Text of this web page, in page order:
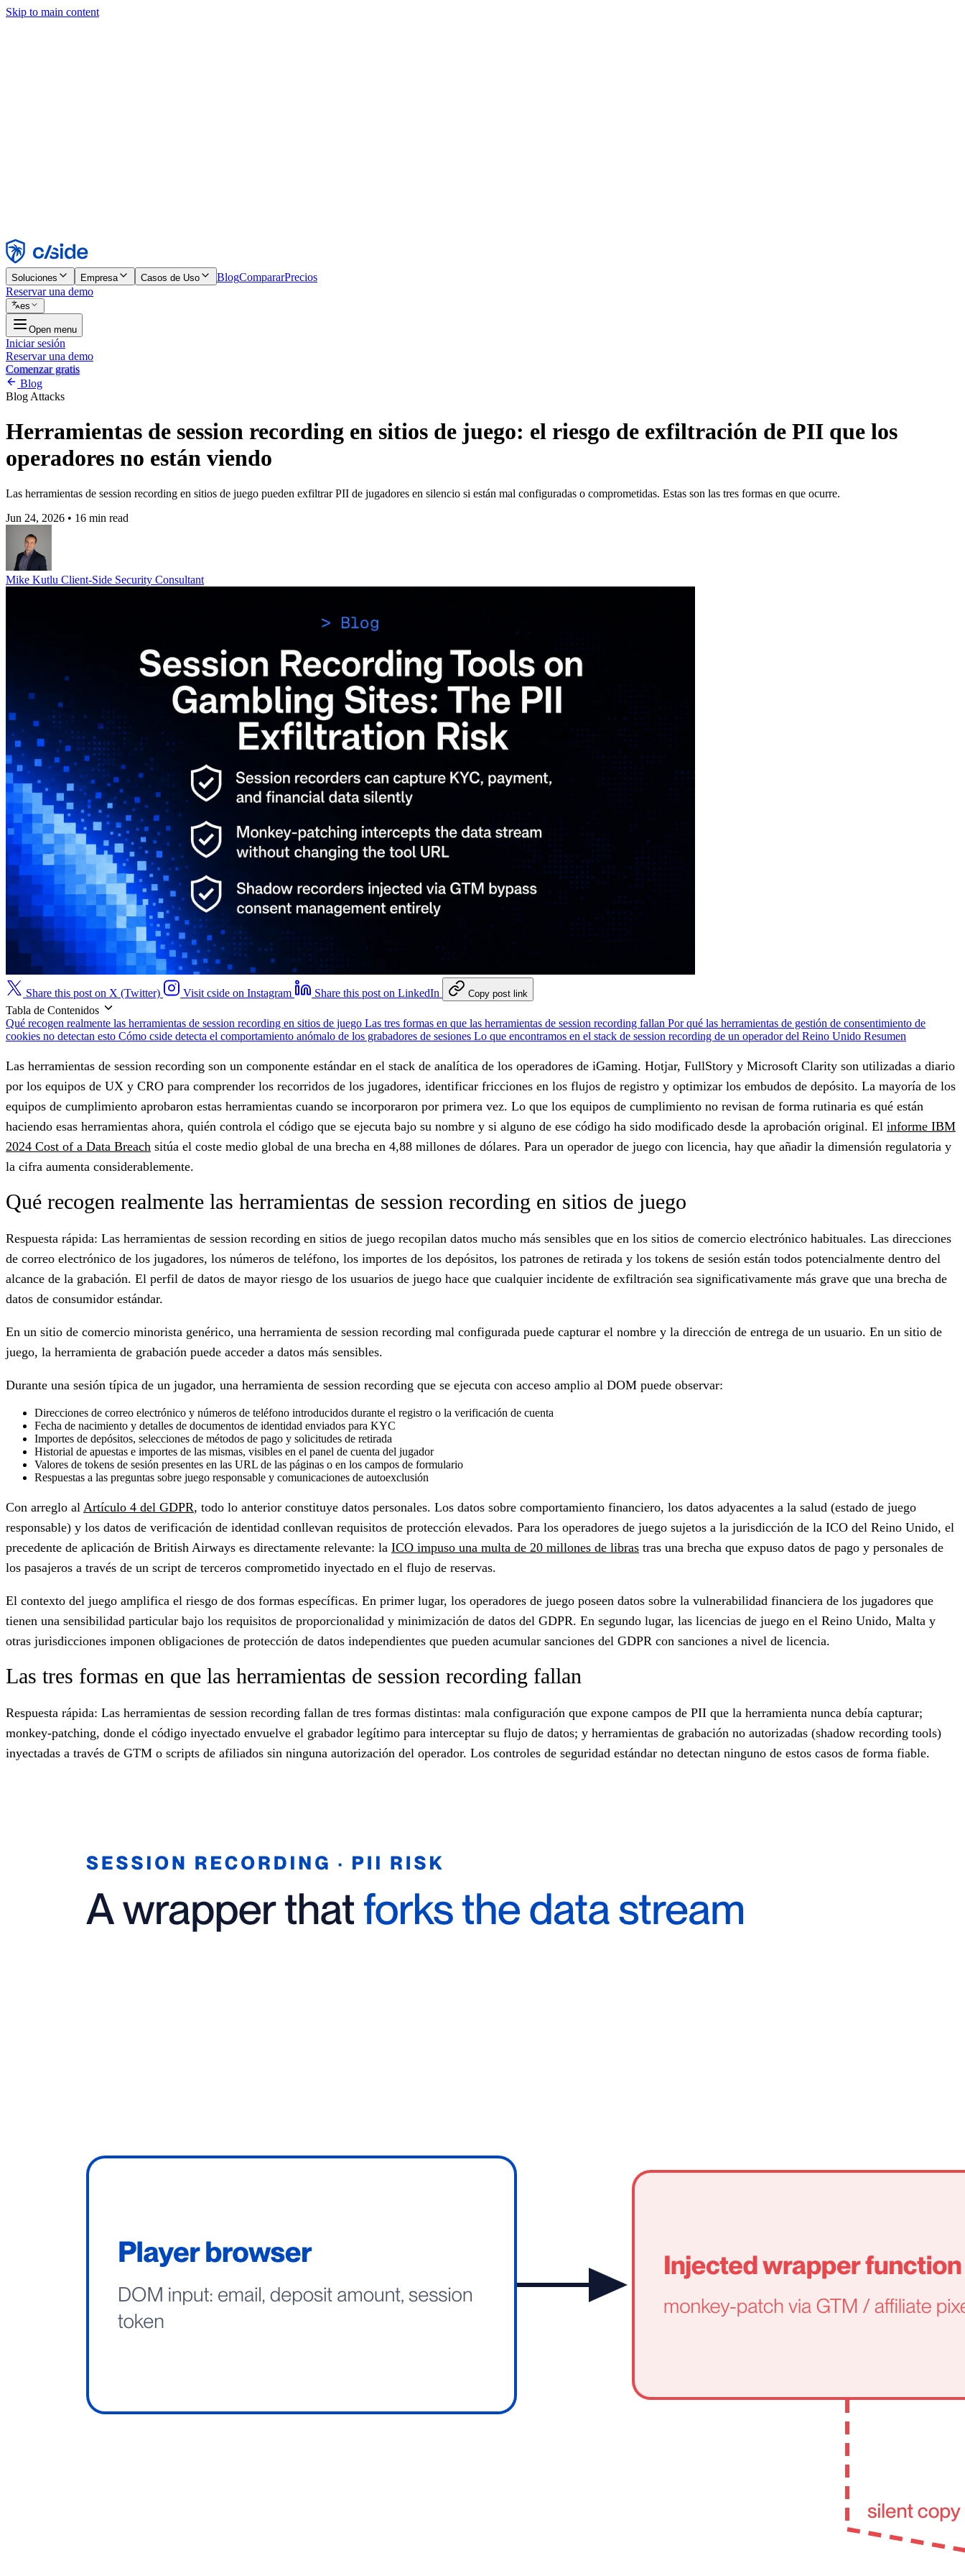
Skip to main content
Rechazar
Soluciones Empresa Casos de Uso BlogCompararPrecios
Reservar una demo
es
Open menu
Iniciar sesión
Reservar una demo
Comenzar gratis
Blog
Blog Attacks
Herramientas de session recording en sitios de juego: el riesgo de exfiltración de PII que los
operadores no están viendo
Las herramientas de session recording en sitios de juego pueden exfiltrar PII de jugadores en silencio si están mal configuradas o comprometidas. Estas son las tres formas en que ocurre.
Jun 24, 2026 • 16 min read
Mike Kutlu Client-Side Security Consultant
Share this post on X (Twitter) Visit cside on Instagram Share this post on LinkedIn Copy post link
Tabla de Contenidos
Qué recogen realmente las herramientas de session recording en sitios de juego Las tres formas en que las herramientas de session recording fallan Por qué las herramientas de gestión de consentimiento de
cookies no detectan esto Cómo cside detecta el comportamiento anómalo de los grabadores de sesiones Lo que encontramos en el stack de session recording de un operador del Reino Unido Resumen
Las herramientas de session recording son un componente estándar en el stack de analítica de los operadores de iGaming. Hotjar, FullStory y Microsoft Clarity son utilizadas a diario
por los equipos de UX y CRO para comprender los recorridos de los jugadores, identificar fricciones en los flujos de registro y optimizar los embudos de depósito. La mayoría de los
equipos de cumplimiento aprobaron estas herramientas cuando se incorporaron por primera vez. Lo que los equipos de cumplimiento no revisan de forma rutinaria es qué están
haciendo esas herramientas ahora, quién controla el código que se ejecuta bajo su nombre y si alguno de ese código ha sido modificado desde la aprobación original. El informe IBM
2024 Cost of a Data Breach sitúa el coste medio global de una brecha en 4,88 millones de dólares. Para un operador de juego con licencia, hay que añadir la dimensión regulatoria y
la cifra aumenta considerablemente.
Qué recogen realmente las herramientas de session recording en sitios de juego
Respuesta rápida: Las herramientas de session recording en sitios de juego recopilan datos mucho más sensibles que en los sitios de comercio electrónico habituales. Las direcciones
de correo electrónico de los jugadores, los números de teléfono, los importes de los depósitos, los patrones de retirada y los tokens de sesión están todos potencialmente dentro del
alcance de la grabación. El perfil de datos de mayor riesgo de los usuarios de juego hace que cualquier incidente de exfiltración sea significativamente más grave que una brecha de
datos de consumidor estándar.
En un sitio de comercio minorista genérico, una herramienta de session recording mal configurada puede capturar el nombre y la dirección de entrega de un usuario. En un sitio de
juego, la herramienta de grabación puede acceder a datos más sensibles.
Durante una sesión típica de un jugador, una herramienta de session recording que se ejecuta con acceso amplio al DOM puede observar:
Direcciones de correo electrónico y números de teléfono introducidos durante el registro o la verificación de cuenta
Fecha de nacimiento y detalles de documentos de identidad enviados para KYC
Importes de depósitos, selecciones de métodos de pago y solicitudes de retirada
Historial de apuestas e importes de las mismas, visibles en el panel de cuenta del jugador
Valores de tokens de sesión presentes en las URL de las páginas o en los campos de formulario
Respuestas a las preguntas sobre juego responsable y comunicaciones de autoexclusión
Con arreglo al Artículo 4 del GDPR, todo lo anterior constituye datos personales. Los datos sobre comportamiento financiero, los datos adyacentes a la salud (estado de juego
responsable) y los datos de verificación de identidad conllevan requisitos de protección elevados. Para los operadores de juego sujetos a la jurisdicción de la ICO del Reino Unido, el
precedente de aplicación de British Airways es directamente relevante: la ICO impuso una multa de 20 millones de libras tras una brecha que expuso datos de pago y personales de
los pasajeros a través de un script de terceros comprometido inyectado en el flujo de reservas.
El contexto del juego amplifica el riesgo de dos formas específicas. En primer lugar, los operadores de juego poseen datos sobre la vulnerabilidad financiera de los jugadores que
tienen una sensibilidad particular bajo los requisitos de proporcionalidad y minimización de datos del GDPR. En segundo lugar, las licencias de juego en el Reino Unido, Malta y
otras jurisdicciones imponen obligaciones de protección de datos independientes que pueden acumular sanciones del GDPR con sanciones a nivel de licencia.
Las tres formas en que las herramientas de session recording fallan
Respuesta rápida: Las herramientas de session recording fallan de tres formas distintas: mala configuración que expone campos de PII que la herramienta nunca debía capturar;
monkey-patching, donde el código inyectado envuelve el grabador legítimo para interceptar su flujo de datos; y herramientas de grabación no autorizadas (shadow recording tools)
inyectadas a través de GTM o scripts de afiliados sin ninguna autorización del operador. Los controles de seguridad estándar no detectan ninguno de estos casos de forma fiable.